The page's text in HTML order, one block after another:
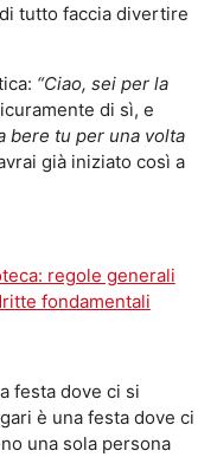
tutto faccia divertire
“Ciao, sei per la
di sì, e
bere tu per una volta
già iniziato così a
regole generali
fondamentali
festa dove ci si
è una festa dove ci
una sola persona